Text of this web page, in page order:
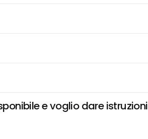
e voglio dare istruzioni